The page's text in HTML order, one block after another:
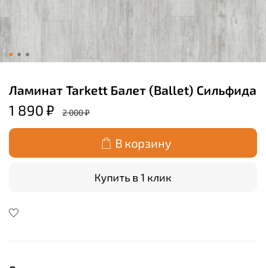
Ламинат Tarkett Балет (Ballet) Сильфида
1 890 ₽ 2 000 ₽
В корзину
Купить в 1 клик